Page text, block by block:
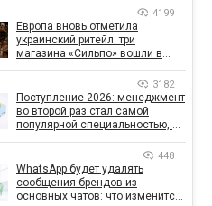
4199
Европа вновь отметила
украинский ритейл: три
магазина «Сильпо» вошли в
3182
Поступление-2026: менеджмент
во второй раз стал самой
популярной специальностью, а
рекордным за последние 5 лет
448
WhatsApp будет удалять
сообщения брендов из
основных чатов: что изменится